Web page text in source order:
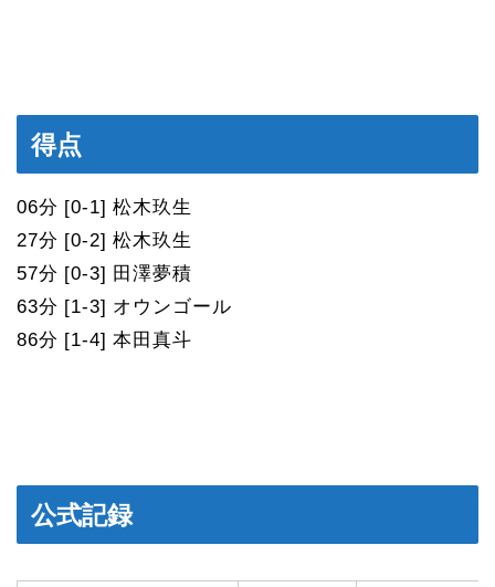
得点
06分 [0-1] 松木玖生
27分 [0-2] 松木玖生
57分 [0-3] 田澤夢積
63分 [1-3] オウンゴール
86分 [1-4] 本田真斗
公式記録